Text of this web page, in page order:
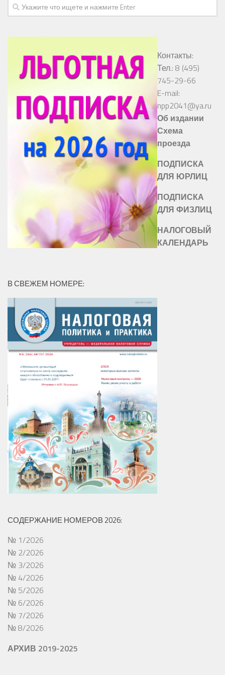
Контакты:
Тел.: 8 (495)
745-29-66
E-mail:
npp2041@ya.ru
Об издании
Схема
проезда
ПОДПИСКА
ДЛЯ ЮРЛИЦ
ПОДПИСКА
ДЛЯ ФИЗЛИЦ
НАЛОГОВЫЙ
КАЛЕНДАРЬ
В СВЕЖЕМ НОМЕРЕ:
СОДЕРЖАНИЕ НОМЕРОВ 2026:
№ 1/2026
№ 2/2026
№ 3/2026
№ 4/2026
№ 5/2026
№ 6/2026
№ 7/2026
№ 8/2026
АРХИВ 2019-2025